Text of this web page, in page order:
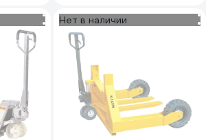
Нет в наличии